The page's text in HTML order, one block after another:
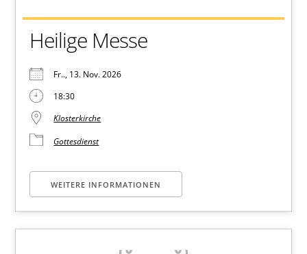
Heilige Messe
Fr.., 13. Nov. 2026
18:30
Klosterkirche
Gottesdienst
WEITERE INFORMATIONEN